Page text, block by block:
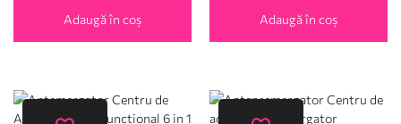
Adaugă în coș Adaugă în coș